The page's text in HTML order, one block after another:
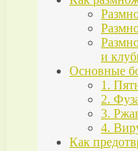
и
Основные
1.
2.
3.
4.
Как